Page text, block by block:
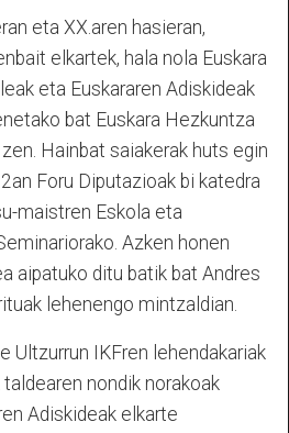
eta XX.aren hasieran,
elkartek, hala nola Euskara
eta Euskararen Adiskideak
bat Euskara Hezkuntza
Hainbat saiakerak huts egin
Foru Diputazioak bi katedra
maistren Eskola eta
Azken honen
aipatuko ditu batik bat Andres
lehenengo mintzaldian.
Ultzurrun IKFren lehendakariak
nondik norakoak
Adiskideak elkarte